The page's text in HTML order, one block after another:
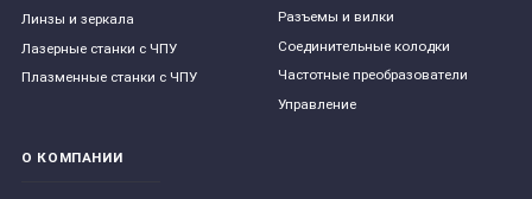
Линзы и зеркала
Лазерные станки с ЧПУ
Плазменные станки с ЧПУ
Разъемы и вилки
Соединительные колодки
Частотные преобразователи
Управление
О КОМПАНИИ